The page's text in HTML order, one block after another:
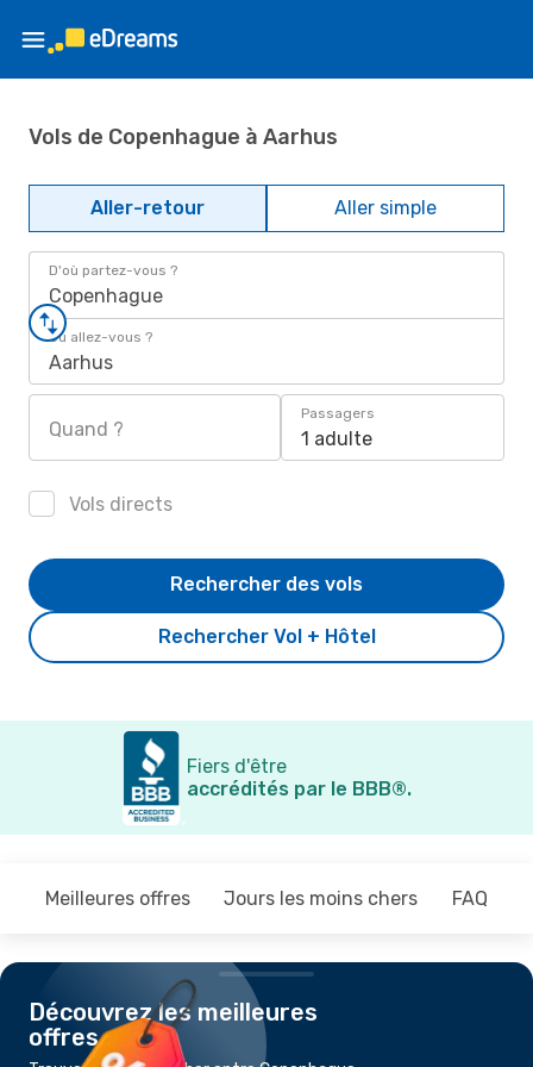
Vols de Copenhague à Aarhus
Aller-retour Aller simple
D'où partez-vous ?
Copenhague
Où allez-vous ?
Aarhus
Quand ?
Passagers
1 adulte
Vols directs
Rechercher Vol + Hôtel
Rechercher des vols
Fiers d'être
accrédités par le BBB®.
Meilleures offres Jours les moins chers FAQ
Découvrez les meilleures
offres